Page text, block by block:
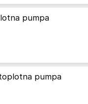
pumpa
pumpa